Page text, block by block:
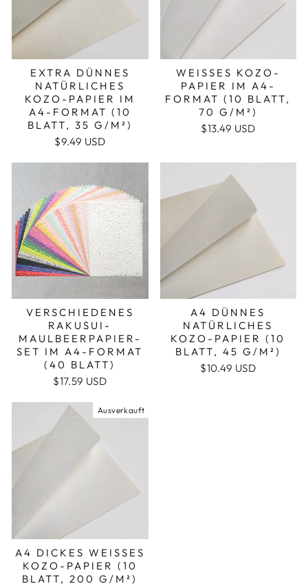
EXTRA DÜNNES
NATÜRLICHES
KOZO-PAPIER IM
A4-FORMAT (10
BLATT, 35 G/M²)
$9.49 USD
WEISSES KOZO-P
APIER IM A4-F
ORMAT (10 BLATT, 7
0 G/M²)
$13.49 USD
VERSCHIEDENES
RAKUSUI-
MAULBEERPAPIER-
SET IM A4-FORMAT
(40 BLATT)
$17.59 USD
A4 DÜNNES
NATÜRLICHES
KOZO-PAPIER (10
BLATT, 45 G/M²)
$10.49 USD
Ausverkauft
A4 DICKES WEISSES K
OZO-PAPIER (10 B
LATT, 200 G/M²)